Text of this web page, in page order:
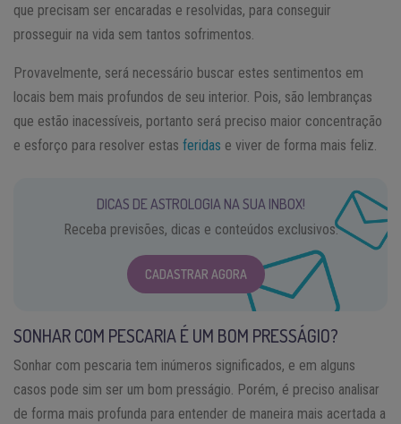
que precisam ser encaradas e resolvidas, para conseguir
prosseguir na vida sem tantos sofrimentos.
Provavelmente, será necessário buscar estes sentimentos em
locais bem mais profundos de seu interior. Pois, são lembranças
que estão inacessíveis, portanto será preciso maior concentração
e esforço para resolver estas feridas e viver de forma mais feliz.
DICAS DE ASTROLOGIA NA SUA INBOX!
Receba previsões, dicas e conteúdos exclusivos.
CADASTRAR AGORA
SONHAR COM PESCARIA É UM BOM PRESSÁGIO?
Sonhar com pescaria tem inúmeros significados, e em alguns
casos pode sim ser um bom presságio. Porém, é preciso analisar
de forma mais profunda para entender de maneira mais acertada a